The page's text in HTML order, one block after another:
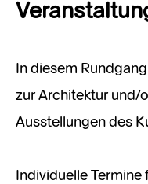
In diesem
zur Architektur und/
Ausstellungen des
Individuelle